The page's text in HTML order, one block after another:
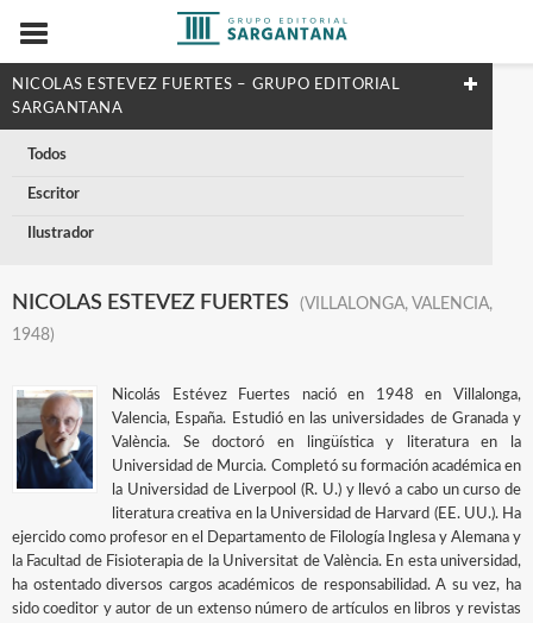
NICOLAS ESTEVEZ FUERTES – GRUPO EDITORIAL
SARGANTANA
Todos
Escritor
Ilustrador
NICOLAS ESTEVEZ FUERTES
(VILLALONGA, VALENCIA,
1948)
Nicolás Estévez Fuertes nació en 1948 en Villalonga,
Valencia, España. Estudió en las universidades de Granada y
València. Se doctoró en lingüística y literatura en la
Universidad de Murcia. Completó su formación académica en
la Universidad de Liverpool (R. U.) y llevó a cabo un curso de
literatura creativa en la Universidad de Harvard (EE. UU.). Ha
ejercido como profesor en el Departamento de Filología Inglesa y Alemana y
la Facultad de Fisioterapia de la Universitat de València. En esta universidad,
ha ostentado diversos cargos académicos de responsabilidad. A su vez, ha
sido coeditor y autor de un extenso número de artículos en libros y revistas